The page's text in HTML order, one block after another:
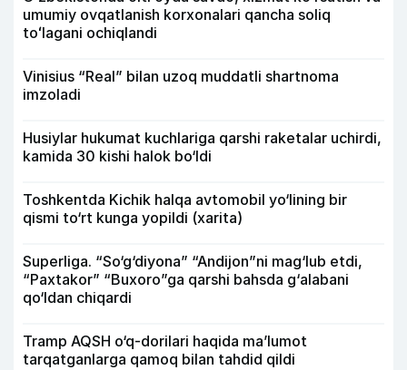
umumiy ovqatlanish korxonalari qancha soliq
toʻlagani ochiqlandi
Vinisius “Real” bilan uzoq muddatli shartnoma
imzoladi
Husiylar hukumat kuchlariga qarshi raketalar uchirdi,
kamida 30 kishi halok bo‘ldi
Toshkentda Kichik halqa avtomobil yo‘lining bir
qismi to‘rt kunga yopildi (xarita)
Superliga. “So‘g‘diyona” “Andijon”ni mag‘lub etdi,
“Paxtakor” “Buxoro”ga qarshi bahsda g‘alabani
qo‘ldan chiqardi
Tramp AQSH o‘q-dorilari haqida ma’lumot
tarqatganlarga qamoq bilan tahdid qildi